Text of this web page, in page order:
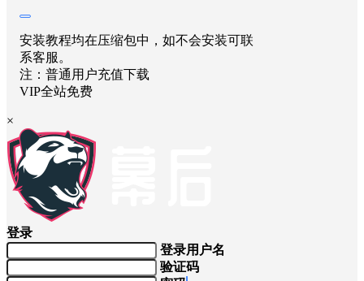
安装教程均在压缩包中，如不会安装可联
系客服。
注：普通用户充值下载
VIP全站免费
×
登录
登录用户名
验证码